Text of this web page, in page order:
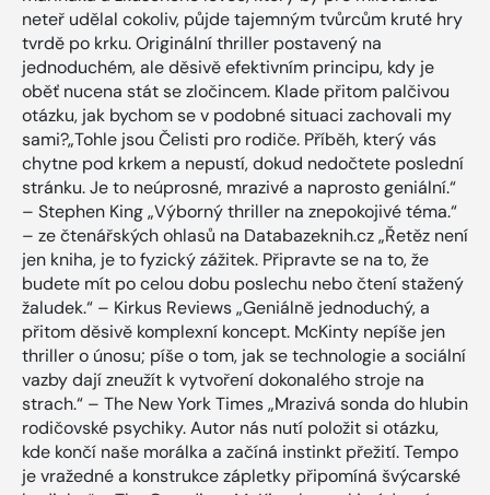
neteř udělal cokoliv, půjde tajemným tvůrcům kruté hry
tvrdě po krku. Originální thriller postavený na
jednoduchém, ale děsivě efektivním principu, kdy je
oběť nucena stát se zločincem. Klade přitom palčivou
otázku, jak bychom se v podobné situaci zachovali my
sami?„Tohle jsou Čelisti pro rodiče. Příběh, který vás
chytne pod krkem a nepustí, dokud nedočtete poslední
stránku. Je to neúprosné, mrazivé a naprosto geniální.“
– Stephen King „Výborný thriller na znepokojivé téma.“
– ze čtenářských ohlasů na Databazeknih.cz „Řetěz není
jen kniha, je to fyzický zážitek. Připravte se na to, že
budete mít po celou dobu poslechu nebo čtení stažený
žaludek.“ – Kirkus Reviews „Geniálně jednoduchý, a
přitom děsivě komplexní koncept. McKinty nepíše jen
thriller o únosu; píše o tom, jak se technologie a sociální
vazby dají zneužít k vytvoření dokonalého stroje na
strach.“ – The New York Times „Mrazivá sonda do hlubin
rodičovské psychiky. Autor nás nutí položit si otázku,
kde končí naše morálka a začíná instinkt přežití. Tempo
je vražedné a konstrukce zápletky připomíná švýcarské